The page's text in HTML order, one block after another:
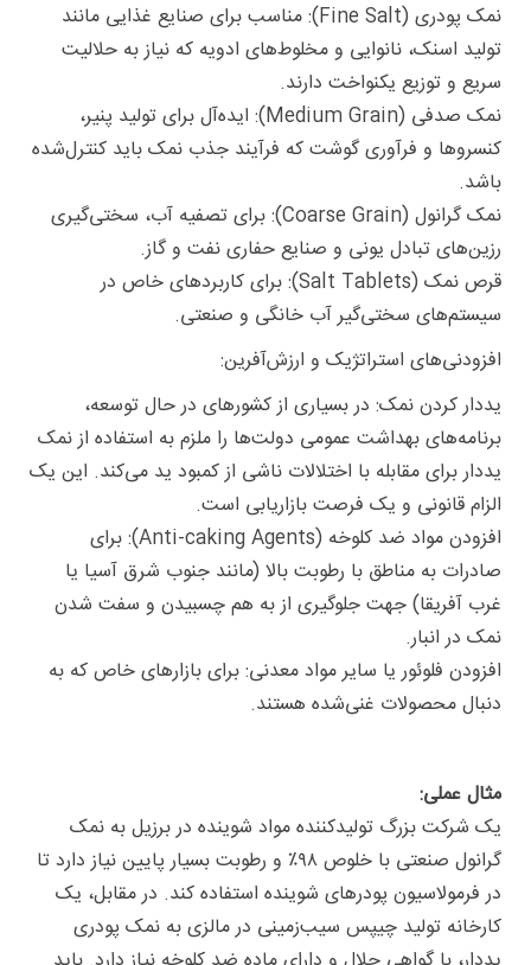
نمک پودری (Fine Salt): مناسب برای صنایع غذایی مانند
تولید اسنک، نانوایی و مخلوط‌های ادویه که نیاز به حلالیت
سریع و توزیع یکنواخت دارند.
نمک صدفی (Medium Grain): ایده‌آل برای تولید پنیر،
کنسروها و فرآوری گوشت که فرآیند جذب نمک باید کنترل‌شده
باشد.
نمک گرانول (Coarse Grain): برای تصفیه آب، سختی‌گیری
رزین‌های تبادل یونی و صنایع حفاری نفت و گاز.
قرص نمک (Salt Tablets): برای کاربردهای خاص در
سیستم‌های سختی‌گیر آب خانگی و صنعتی.
افزودنی‌های استراتژیک و ارزش‌آفرین:
یددار کردن نمک: در بسیاری از کشورهای در حال توسعه،
برنامه‌های بهداشت عمومی دولت‌ها را ملزم به استفاده از نمک
یددار برای مقابله با اختلالات ناشی از کمبود ید می‌کند. این یک
الزام قانونی و یک فرصت بازاریابی است.
افزودن مواد ضد کلوخه (Anti-caking Agents): برای
صادرات به مناطق با رطوبت بالا (مانند جنوب شرق آسیا یا
غرب آفریقا) جهت جلوگیری از به هم چسبیدن و سفت شدن
نمک در انبار.
افزودن فلوئور یا سایر مواد معدنی: برای بازارهای خاص که به
دنبال محصولات غنی‌شده هستند.
مثال عملی:
یک شرکت بزرگ تولیدکننده مواد شوینده در برزیل به نمک
گرانول صنعتی با خلوص ۹۸٪ و رطوبت بسیار پایین نیاز دارد تا
در فرمولاسیون پودرهای شوینده استفاده کند. در مقابل، یک
کارخانه تولید چیپس سیب‌زمینی در مالزی به نمک پودری